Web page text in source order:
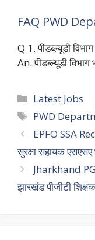
FAQ PWD
Q 1. पीडब्ल्यूडी
An. पीडब्ल्यूडी
Categories
Latest Jobs
Tags
PWD
EPFO SSA
सुरक्षा सहायक
Jharkhand
झारखंड पीजीटी